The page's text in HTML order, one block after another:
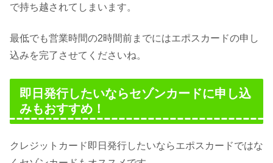
で持ち越されてしまいます。
最低でも営業時間の2時間前までにはエポスカードの申し
込みを完了させてくださいね。
即日発行したいならセゾンカードに申し込
みもおすすめ！
クレジットカード即日発行したいならエポスカードではな